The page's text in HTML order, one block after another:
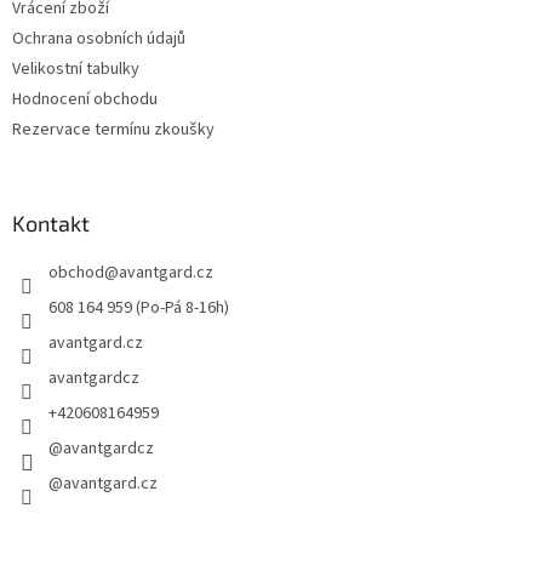
Vrácení zboží
Ochrana osobních údajů
Velikostní tabulky
Hodnocení obchodu
Rezervace termínu zkoušky
Kontakt
obchod@avantgard.cz
608 164 959 (Po-Pá 8-16h)
avantgard.cz
avantgardcz
+420608164959
@avantgardcz
@avantgard.cz